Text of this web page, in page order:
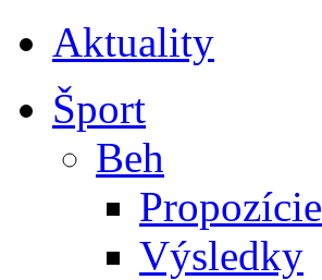
Aktuality
Šport
Beh
Propozície
Výsledky